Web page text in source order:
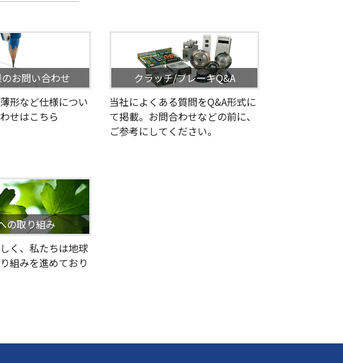
お問い合わせ
形など仕様につい
せはこちら
クラッチ/ブレーキQ&A
当社によくある質問をQ&A形式に
て掲載。お問合わせなどの前に、
ご参考にしてください。
の取り組み
く、私たちは地球
組みを進めており